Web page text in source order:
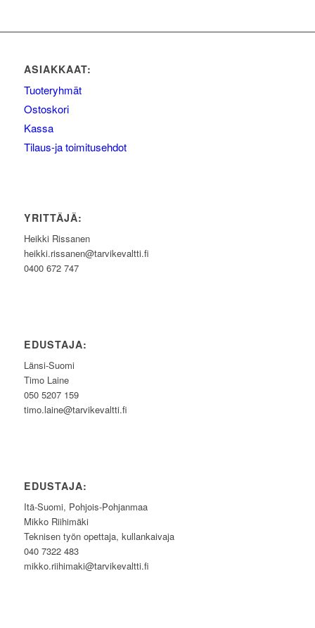
ASIAKKAAT:
Tuoteryhmät
Ostoskori
Kassa
Tilaus-ja toimitusehdot
YRITTÄJÄ:
Heikki Rissanen
heikki.rissanen@tarvikevaltti.fi
0400 672 747
EDUSTAJA:
Länsi-Suomi
Timo Laine
050 5207 159
timo.laine@tarvikevaltti.fi
EDUSTAJA:
Itä-Suomi, Pohjois-Pohjanmaa
Mikko Riihimäki
Teknisen työn opettaja, kullankaivaja
040 7322 483
mikko.riihimaki@tarvikevaltti.fi